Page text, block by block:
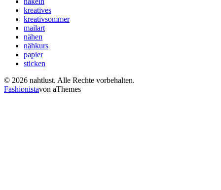
kreatives
kreativsommer
mailart
nähen
nähkurs
papier
sticken
© 2026 nahtlust. Alle Rechte vorbehalten.
Fashionistavon aThemes